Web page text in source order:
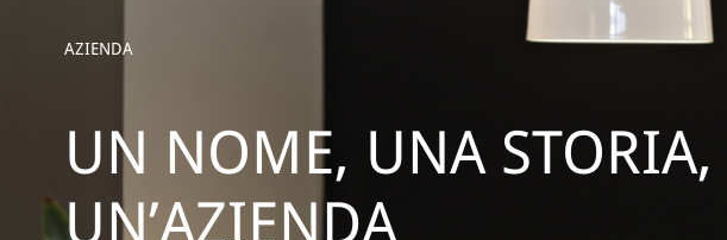
AZIENDA
UN NOME, UNA STORIA,
UN’AZIENDA